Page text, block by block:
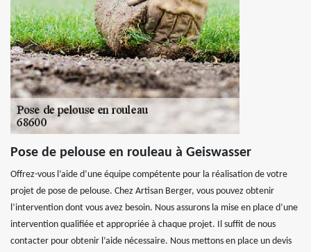
Pose de pelouse en rouleau à Geiswasser
Offrez-vous l’aide d’une équipe compétente pour la réalisation de votre
projet de pose de pelouse. Chez Artisan Berger, vous pouvez obtenir
l’intervention dont vous avez besoin. Nous assurons la mise en place d’une
intervention qualifiée et appropriée à chaque projet. Il suffit de nous
contacter pour obtenir l’aide nécessaire. Nous mettons en place un devis